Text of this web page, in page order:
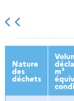
2013
Nature
des
déchets
m³